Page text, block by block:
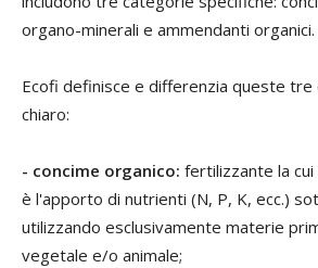
organo-minerali e ammendanti organici.
Ecofi definisce e differenzia queste tre
chiaro:
- concime organico: fertilizzante la
è l'apporto di nutrienti (N, P, K, ecc.)
utilizzando esclusivamente materie
vegetale e/o animale;